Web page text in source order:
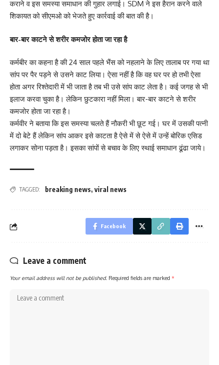
कराने व इस समस्या समाधान की गुहार लगाई। SDM ने इस हैरान करने वाले
शिकायत को सीएमओ को भेजते हुए कार्रवाई की बात की है।
बार-बार काटने से शरीर कमजोर होता जा रहा है
कर्मबीर का कहना है की 24 साल पहले भैंस को नहलाने के लिए तालाब पर गया था
सांप पर पैर पड़ने से उसने काट लिया। ऐसा नहीं है कि वह घर पर हो तभी ऐसा
होता अगर रिश्तेदारी में भी जाता है तब भी उसे सांप काट लेता है। कई जगह से भी
इलाज करवा चुका है। लेकिन छुटकारा नहीं मिला। बार-बार काटने से शरीर
कमजोर होता जा रहा है।
कर्मवीर ने बताया कि इस समस्या चलते हैं नौकरी भी छूट गई। घर में उसकी पत्नी
में दो बेटे हैं लेकिन सांप आकर इसे काटता है ऐसे में से ऐसे में उन्हें बोरिक एसिड
लगाकर सोना पड़ता है। इसका सांपों से बचाव के लिए स्थाई समाधान ढूंढा जाये।
TAGGED: breaking news, viral news
Facebook
Leave a comment
Your email address will not be published. Required fields are marked *